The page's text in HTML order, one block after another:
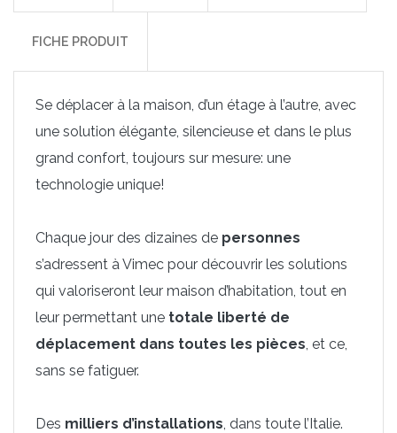
FICHE PRODUIT
Se déplacer à la maison, d’un étage à l’autre, avec
une solution élégante, silencieuse et dans le plus
grand confort, toujours sur mesure: une
technologie unique!
Chaque jour des dizaines de personnes
s’adressent à Vimec pour découvrir les solutions
qui valoriseront leur maison d’habitation, tout en
leur permettant une totale liberté de
déplacement dans toutes les pièces , et ce,
sans se fatiguer.
Des milliers d’installations , dans toute l’Italie.